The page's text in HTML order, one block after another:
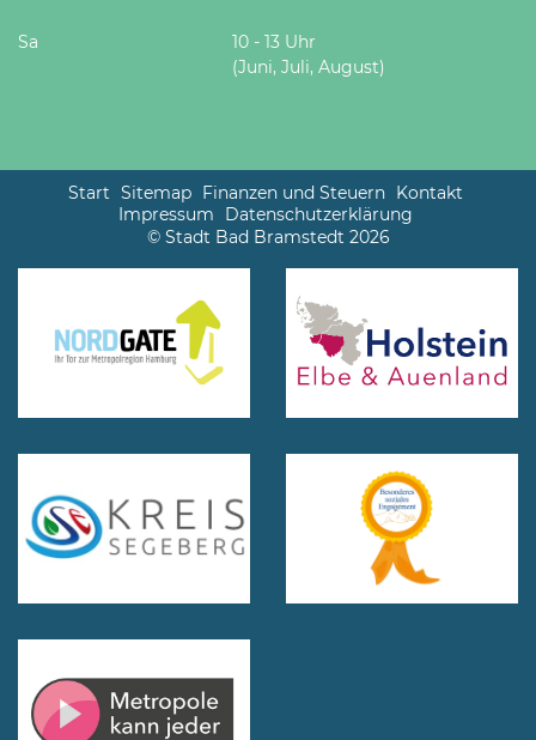
Sa
10 - 13 Uhr
(Juni, Juli, August)
Start Sitemap Finanzen und Steuern Kontakt
Impressum
Datenschutzerklärung
© Stadt Bad Bramstedt 2026